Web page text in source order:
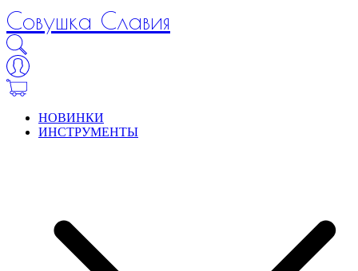
Совушка Славия
НОВИНКИ
ИНСТРУМЕНТЫ